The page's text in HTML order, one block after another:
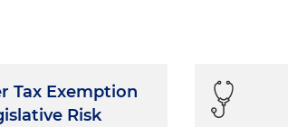
Tax Exemption
Risk